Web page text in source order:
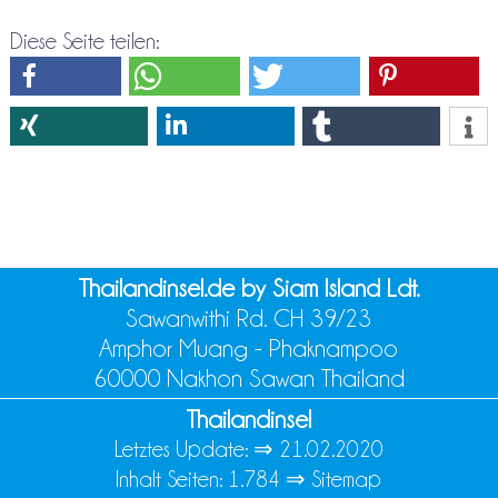
Diese Seite teilen:
Thailandinsel.de by Siam Island Ldt.
Sawanwithi Rd. CH 39/23
Amphor Muang - Phaknampoo
60000 Nakhon Sawan Thailand
Thailandinsel
Letztes Update: ⇒ 21.02.2020
Inhalt Seiten: 1.784 ⇒ Sitemap